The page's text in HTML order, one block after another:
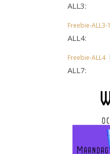
ALL3:
Freebie-ALL3-1
ALL4:
Freebie-ALL4
ALL7: